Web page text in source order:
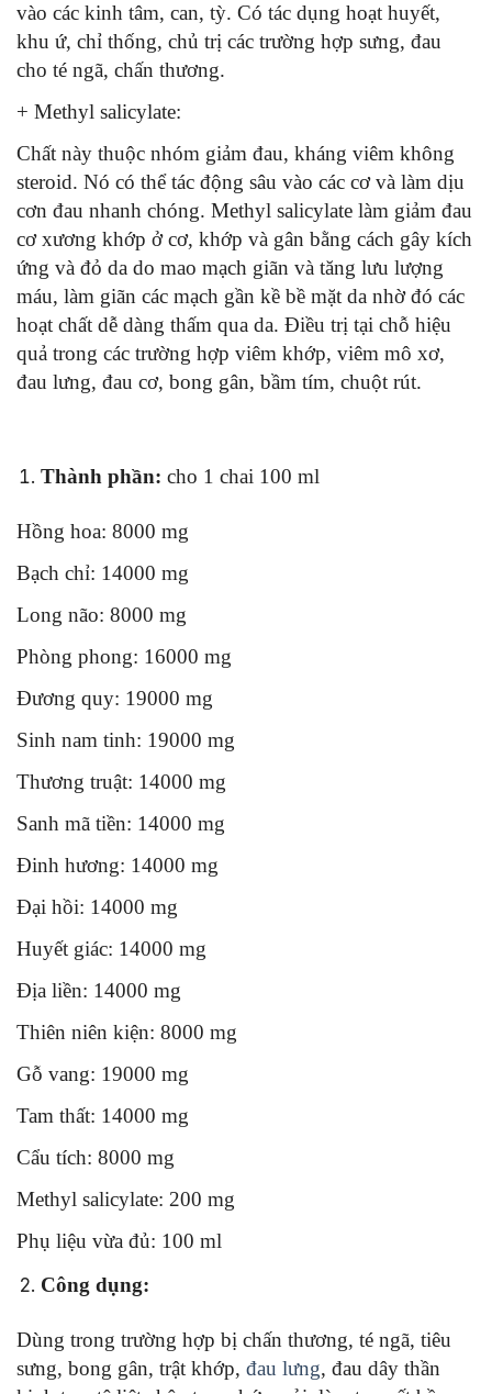
vào các kinh tâm, can, tỳ. Có tác dụng hoạt huyết,
khu ứ, chỉ thống, chủ trị các trường hợp sưng, đau
cho té ngã, chấn thương.
+ Methyl salicylate:
Chất này thuộc nhóm giảm đau, kháng viêm không
st­eroid. Nó có thể tác động sâu vào các cơ và làm dịu
cơn đau nhanh chóng. Methyl salicylate làm giảm đau
cơ xương khớp ở cơ, khớp và gân bằng cách gây kích
ứng và đỏ da do mao mạch giãn và tăng lưu lượng
máu, làm giãn các mạch gần kề bề mặt da nhờ đó các
hoạt chất dễ dàng thấm qua da. Điều trị tại chỗ hiệu
quả trong các trường hợp viêm khớp, viêm mô xơ,
đau lưng, đau cơ, bong gân, bầm tím, chuột rút.
Thành phần: cho 1 chai 100 ml
Hồng hoa: 8000 mg
Bạch chỉ: 14000 mg
Long não: 8000 mg
Phòng phong: 16000 mg
Đương quy: 19000 mg
Sinh nam tinh: 19000 mg
Thương truật: 14000 mg
Sanh mã tiền: 14000 mg
Đinh hương: 14000 mg
Đại hồi: 14000 mg
Huyết giác: 14000 mg
Địa liền: 14000 mg
Thiên niên kiện: 8000 mg
Gỗ vang: 19000 mg
Tam thất: 14000 mg
Cẩu tích: 8000 mg
Methyl salicylate: 200 mg
Phụ liệu vừa đủ: 100 ml
Công dụng:
Dùng trong trường hợp bị chấn thương, té ngã, tiêu
sưng, bong gân, trật khớp, đau lưng, đau dây thần